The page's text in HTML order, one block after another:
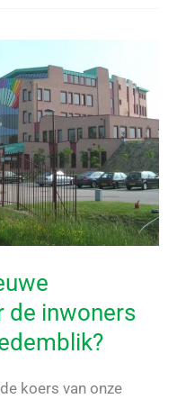
de inwoners
koers van onze